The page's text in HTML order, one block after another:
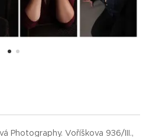
Photography. Voříškova 936/III.,